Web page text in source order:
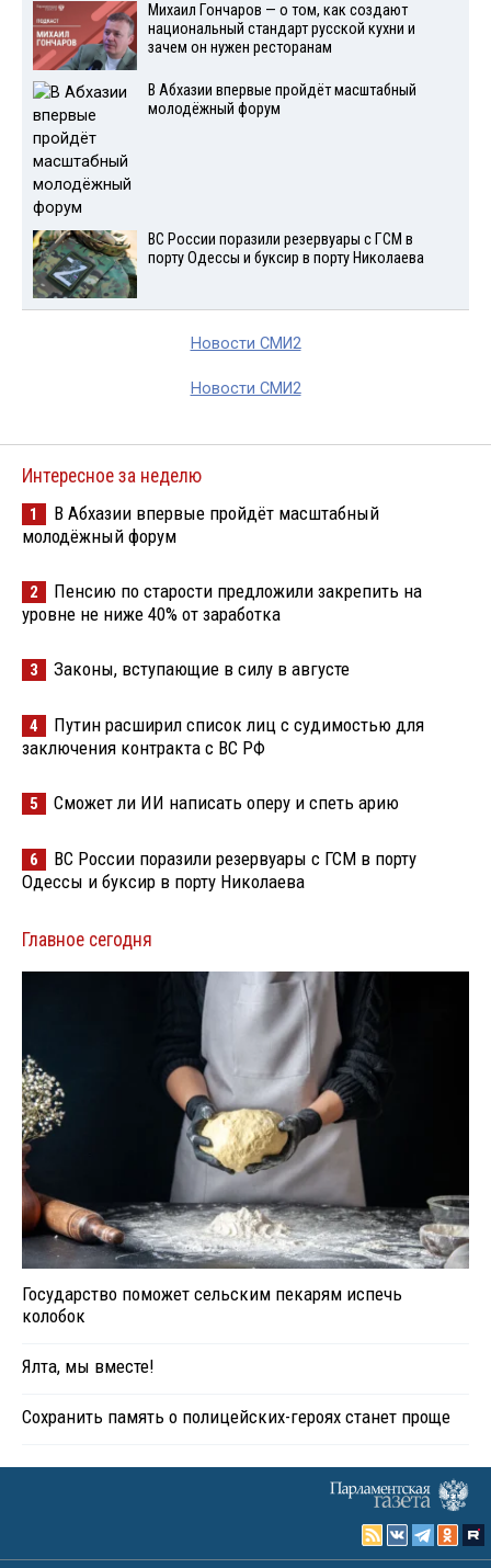
Михаил Гончаров — о том, как создают
национальный стандарт русской кухни и
зачем он нужен ресторанам
В Абхазии впервые пройдёт масштабный
молодёжный форум
ВС России поразили резервуары с ГСМ в
порту Одессы и буксир в порту Николаева
Новости СМИ2
Новости СМИ2
Интересное за неделю
1
В Абхазии впервые пройдёт масштабный
молодёжный форум
2
Пенсию по старости предложили закрепить на
уровне не ниже 40% от заработка
3 Законы, вступающие в силу в августе
4
Путин расширил список лиц с судимостью для
заключения контракта с ВС РФ
5 Сможет ли ИИ написать оперу и спеть арию
6
ВС России поразили резервуары с ГСМ в порту
Одессы и буксир в порту Николаева
Главное сегодня
Государство поможет сельским пекарям испечь
колобок
Ялта, мы вместе!
Сохранить память о полицейских-героях станет проще